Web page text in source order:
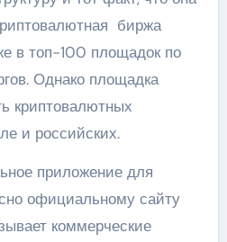
биржа
в топ-100 площадок по
Однако площадка
криптовалютных
и российских.
приложение для
официальному сайту
коммерческие